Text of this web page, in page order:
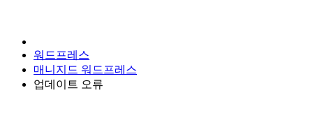
워드프레스
매니지드 워드프레스
업데이트 오류